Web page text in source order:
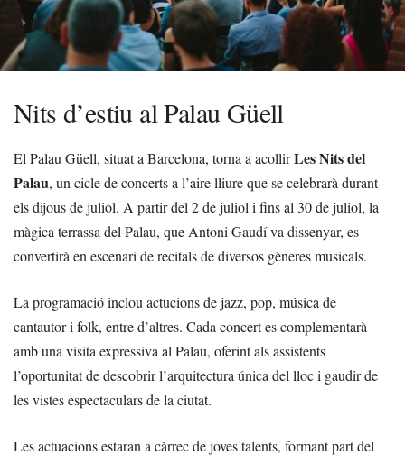
Nits d’estiu al Palau Güell
El Palau Güell, situat a Barcelona, torna a acollirLes Nits del
Palau, un cicle de concerts a l’aire lliure que se celebrarà durant
els dijous de juliol. A partir del 2 de juliol i fins al 30 de juliol, la
màgica terrassa del Palau, que Antoni Gaudí va dissenyar, es
convertirà en escenari de recitals de diversos gèneres musicals.
La programació inclou actucions de jazz, pop, música de
cantautor i folk, entre d’altres. Cada concert es complementarà
amb una visita expressiva al Palau, oferint als assistents
l’oportunitat de descobrir l’arquitectura única del lloc i gaudir de
les vistes espectaculars de la ciutat.
Les actuacions estaran a càrrec de joves talents, formant part del